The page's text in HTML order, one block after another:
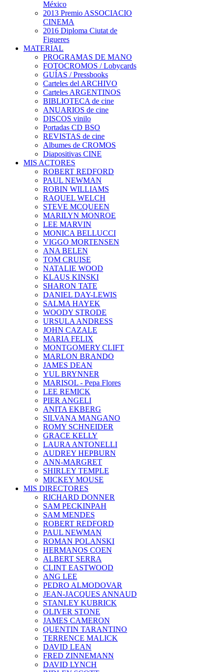
México
2013 Premio ASSOCIACIO
CINEMA
2016 Diploma Ciutat de
Figueres
MATERIAL
PROGRAMAS DE MANO
FOTOCROMOS / Lobycards
GUÍAS / Pressbooks
Carteles del ARCHIVO
Carteles ARGENTINOS
BIBLIOTECA de cine
ANUARIOS de cine
DISCOS vinilo
Portadas CD BSO
REVISTAS de cine
Albumes de CROMOS
Diapositivas CINE
MIS ACTORES
ROBERT REDFORD
PAUL NEWMAN
ROBIN WILLIAMS
RAQUEL WELCH
STEVE MCQUEEN
MARILYN MONROE
LEE MARVIN
MONICA BELLUCCI
VIGGO MORTENSEN
ANA BELEN
TOM CRUISE
NATALIE WOOD
KLAUS KINSKI
SHARON TATE
DANIEL DAY-LEWIS
SALMA HAYEK
WOODY STRODE
URSULA ANDRESS
JOHN CAZALE
MARIA FELIX
MONTGOMERY CLIFT
MARLON BRANDO
JAMES DEAN
YUL BRYNNER
MARISOL - Pepa Flores
LEE REMICK
PIER ANGELI
ANITA EKBERG
SILVANA MANGANO
ROMY SCHNEIDER
GRACE KELLY
LAURA ANTONELLI
AUDREY HEPBURN
ANN-MARGRET
SHIRLEY TEMPLE
MICKEY MOUSE
MIS DIRECTORES
RICHARD DONNER
SAM PECKINPAH
SAM MENDES
ROBERT REDFORD
PAUL NEWMAN
ROMAN POLANSKI
HERMANOS COEN
ALBERT SERRA
CLINT EASTWOOD
ANG LEE
PEDRO ALMODOVAR
JEAN-JACQUES ANNAUD
STANLEY KUBRICK
OLIVER STONE
JAMES CAMERON
QUENTIN TARANTINO
TERRENCE MALICK
DAVID LEAN
FRED ZINNEMANN
DAVID LYNCH